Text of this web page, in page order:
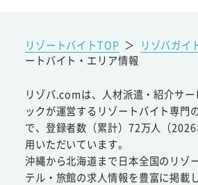
リゾートバイトTOP ＞ リゾバガイ
ートバイト・エリア情報
リゾバ.comは、人材派遣・紹介サ
ックが運営するリゾートバイト専門
で、登録者数（累計）72万人（
用いただいています。
沖縄から北海道まで日本全国のリゾ
テル・旅館の求人情報を豊富に掲載